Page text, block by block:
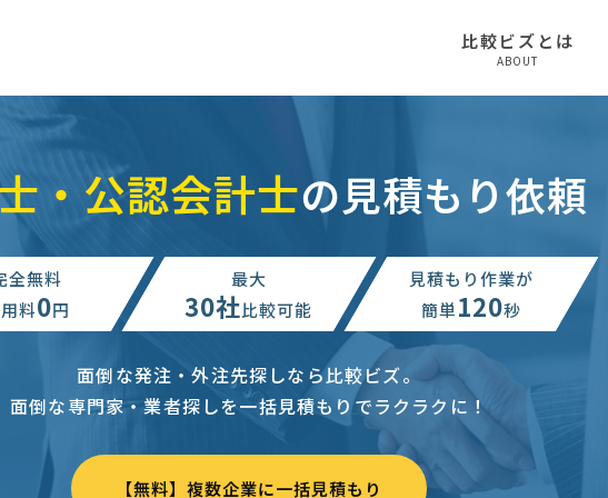
比較ビズとは
ABOUT
・公認会計士の見積もり依頼
全無料
料0円
最大
30社比較可能
見積もり作業が
簡単120秒
面倒な発注・外注先探しなら比較ビズ。
面倒な専門家・業者探しを一括見積もりでラクラクに！
【無料】複数企業に一括見積もり